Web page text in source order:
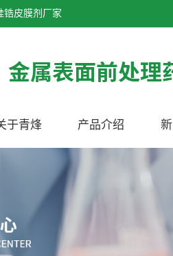
锆皮膜剂厂家
于青烽 产品介绍